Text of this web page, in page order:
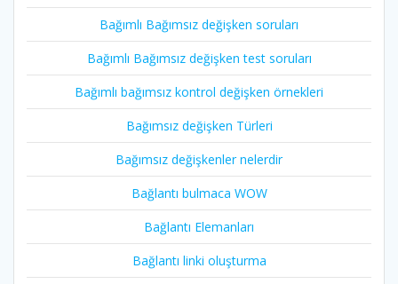
Bağımlı Bağımsız değişken soruları
Bağımlı Bağımsız değişken test soruları
Bağımlı bağımsız kontrol değişken örnekleri
Bağımsız değişken Türleri
Bağımsız değişkenler nelerdir
Bağlantı bulmaca WOW
Bağlantı Elemanları
Bağlantı linki oluşturma